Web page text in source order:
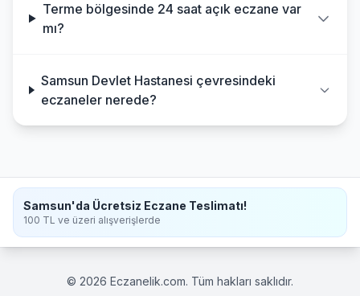
Terme bölgesinde 24 saat açık eczane var
mı?
Samsun Devlet Hastanesi çevresindeki
eczaneler nerede?
Samsun'da Ücretsiz Eczane Teslimatı!
100 TL ve üzeri alışverişlerde
© 2026 Eczanelik.com. Tüm hakları saklıdır.